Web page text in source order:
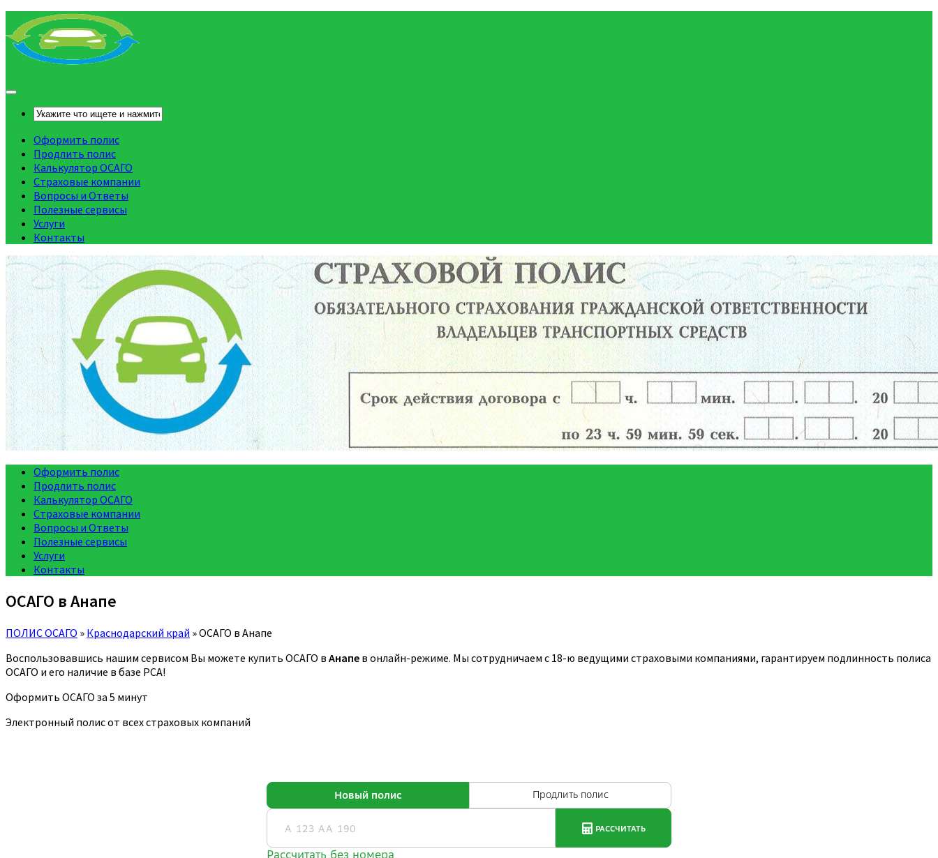
Оформить полис
Продлить полис
Калькулятор ОСАГО
Страховые компании
Вопросы и Ответы
Полезные сервисы
Услуги
Контакты
Оформить полис
Продлить полис
Калькулятор ОСАГО
Страховые компании
Вопросы и Ответы
Полезные сервисы
Услуги
Контакты
ОСАГО в Анапе
ПОЛИС ОСАГО » Краснодарский край »ОСАГО в Анапе
Воспользовавшись нашим сервисом Вы можете купить ОСАГО в Анапе в онлайн-режиме. Мы сотрудничаем с 18-ю ведущими страховыми компаниями, гарантируем подлинность полиса
ОСАГО и его наличие в базе РСА!
Оформить ОСАГО за 5 минут
Электронный полис от всех страховых компаний